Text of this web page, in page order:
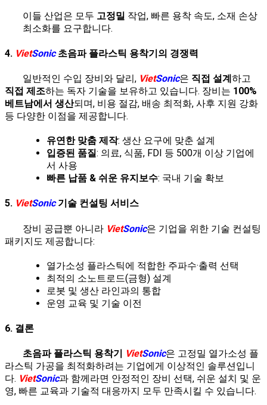
이들 산업은 모두 고정밀 작업, 빠른 용착 속도, 소재 손상
최소화를 요구합니다.
4. VietSonic초음파 플라스틱 용착기의 경쟁력
일반적인 수입 장비와 달리, VietSonic은 직접 설계하고
직접 제조하는 독자 기술을 보유하고 있습니다. 장비는 100%
베트남에서 생산되며, 비용 절감, 배송 최적화, 사후 지원 강화
등 다양한 이점을 제공합니다.
유연한 맞춤 제작: 생산 요구에 맞춘 설계
입증된 품질: 의료, 식품, FDI 등 500개 이상 기업에
서 사용
빠른 납품 & 쉬운 유지보수: 국내 기술 확보
5. VietSonic기술 컨설팅 서비스
장비 공급뿐 아니라 VietSonic은 기업을 위한 기술 컨설팅
패키지도 제공합니다:
열가소성 플라스틱에 적합한 주파수·출력 선택
최적의 소노트로드(금형) 설계
로봇 및 생산 라인과의 통합
운영 교육 및 기술 이전
6. 결론
초음파 플라스틱 용착기 VietSonic은 고정밀 열가소성 플
라스틱 가공을 최적화하려는 기업에게 이상적인 솔루션입니
다. VietSonic과 함께라면 안정적인 장비 선택, 쉬운 설치 및 운
영, 빠른 교육과 기술적 대응까지 모두 만족시킬 수 있습니다.